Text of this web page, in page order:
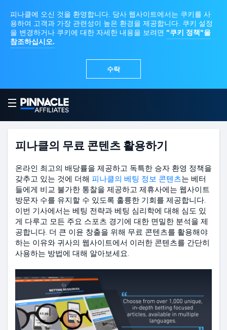
피나클의 무료 콘텐츠 활용하기
온라인 최고의 배당률을 제공하고 독특한 승자 환영 정책을
갖추고 있는 것에 더해 피나클의 베팅 정보 콘텐츠는 베터
들에게 비교 불가한 통찰을 제공하고 제휴사에는 웹사이트
방문자 수를 유지할 수 있도록 훌륭한 기회를 제공합니다.
이번 기사에서는 베팅 전략과 베팅 심리학에 대해 심도 있
게 다루고 모든 주요 스포츠 경기에 대한 면밀한 분석을 제
공합니다. 더 큰 이윤 창출을 위해 무료 콘텐츠를 활용해야
하는 이유와 귀사의 웹사이트에서 이러한 콘텐츠를 간단히
사용하는 방법에 대해 알아보세요.